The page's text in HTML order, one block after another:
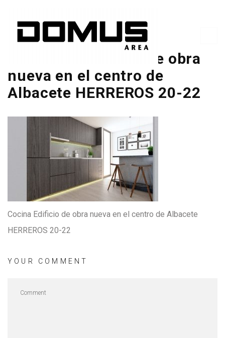
Cocina del Edificio de obra
nueva en el centro de
Albacete HERREROS 20-22
Cocina Edificio de obra nueva en el centro de Albacete
HERREROS 20-22
YOUR COMMENT